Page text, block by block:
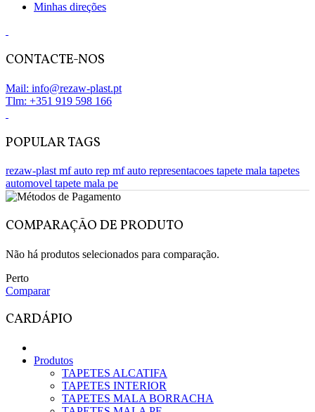
Minhas direções
CONTACTE-NOS
Mail: info@rezaw-plast.pt
Tlm: +351 919 598 166
POPULAR TAGS
rezaw-plast mf auto rep mf auto representacoes tapete mala tapetes
automovel tapete mala pe
COMPARAÇÃO DE PRODUTO
Não há produtos selecionados para comparação.
Perto
Comparar
CARDÁPIO
Produtos
TAPETES ALCATIFA
TAPETES INTERIOR
TAPETES MALA BORRACHA